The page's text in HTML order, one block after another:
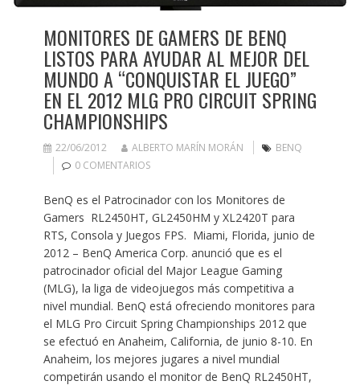
MONITORES DE GAMERS DE BENQ
LISTOS PARA AYUDAR AL MEJOR DEL
MUNDO A “CONQUISTAR EL JUEGO”
EN EL 2012 MLG PRO CIRCUIT SPRING
CHAMPIONSHIPS
22/06/2012 ALBERTO MARÍN MORÁN
BENQ
0 COMENTARIOS
BenQ es el Patrocinador con los Monitores de
Gamers RL2450HT, GL2450HM y XL2420T para
RTS, Consola y Juegos FPS. Miami, Florida, junio de
2012 – BenQ America Corp. anunció que es el
patrocinador oficial del Major League Gaming
(MLG), la liga de videojuegos más competitiva a
nivel mundial. BenQ está ofreciendo monitores para
el MLG Pro Circuit Spring Championships 2012 que
se efectuó en Anaheim, California, de junio 8-10. En
Anaheim, los mejores jugares a nivel mundial
competirán usando el monitor de BenQ RL2450HT,